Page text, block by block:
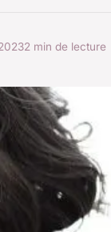
2 min de lecture